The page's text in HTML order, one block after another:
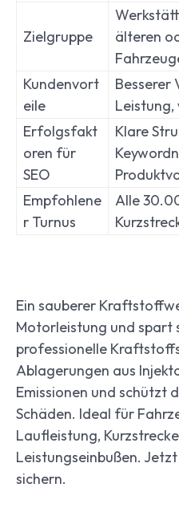
Zielgruppe
älteren
Kundenvort
eile
Besserer
Leistung,
Erfolgsfakt
oren für
SEO
Klare
Empfohlene
r Turnus
Alle
Ein sauberer
Motorleistung und
professionelle
Ablagerungen aus
Emissionen und schützt
Schäden. Ideal für
Laufleistung,
Leistungseinbußen.
sichern.